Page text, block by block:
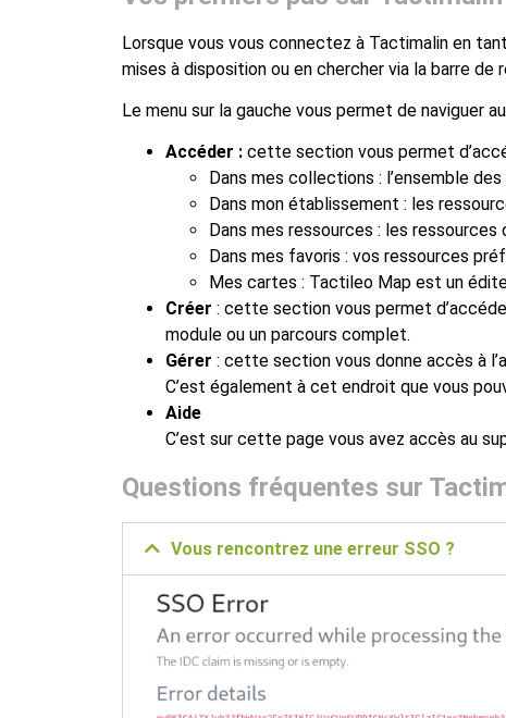
Lorsque vous vous connectez à Tactimalin en
mises à disposition ou en chercher via la barre de
Le menu sur la gauche vous permet de naviguer
Accéder : cette section vous permet
Dans mes collections : l’ensemble
Dans mon établissement : les
Dans mes ressources : les
Dans mes favoris : vos ressources
Mes cartes : Tactileo Map est un
Créer : cette section vous permet
module ou un parcours complet.
Gérer : cette section vous donne accès à
C’est également à cet endroit que vous
Aide
C’est sur cette page vous avez accès au
Questions fréquentes sur
Vous rencontrez une erreur SSO ?